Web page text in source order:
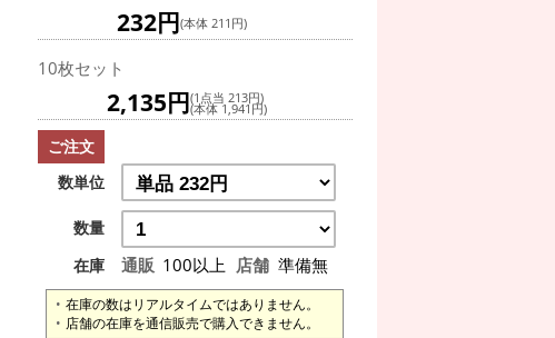
232円(本体 211円)
10枚セット
2,135円(1点当 213円)
(本体 1,941円)
ご注文
数単位
数量
在庫
通販 100以上 店舗 準備無
在庫の数はリアルタイムではありません。
店舗の在庫を通信販売で購入できません。